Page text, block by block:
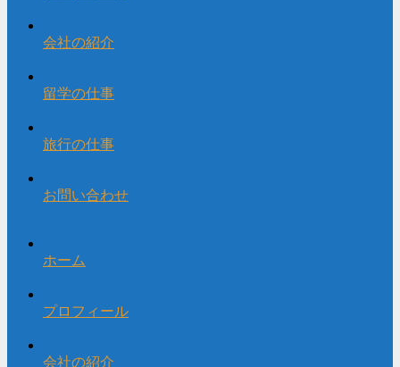
会社の紹介
留学の仕事
旅行の仕事
お問い合わせ
ホーム
プロフィール
会社の紹介